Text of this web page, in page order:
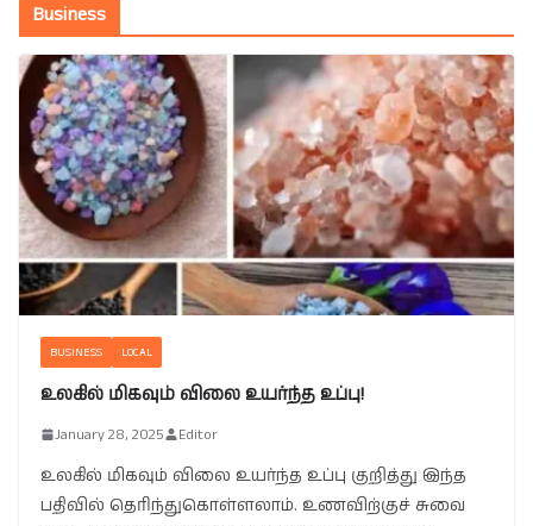
Business
BUSINESS LOCAL
உலகில் மிகவும் விலை உயர்ந்த உப்பு!
January 28, 2025 Editor
உலகில் மிகவும் விலை உயர்ந்த உப்பு குறித்து இந்த
பதிவில் தெரிந்துகொள்ளலாம். உணவிற்குச் சுவை